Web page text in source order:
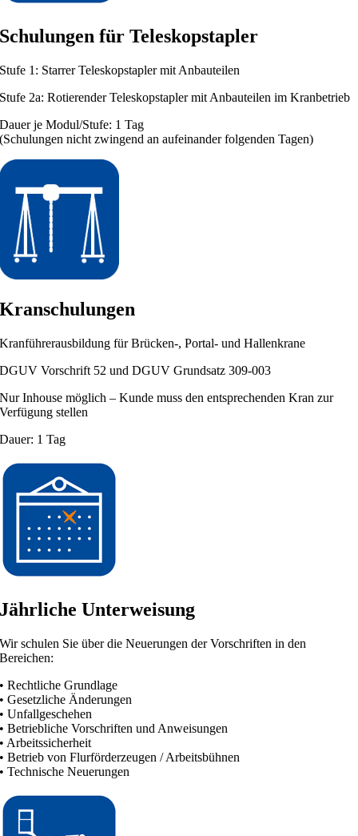
Schulungen für Teleskopstapler
Stufe 1: Starrer Teleskopstapler mit Anbauteilen
Stufe 2a: Rotierender Teleskopstapler mit Anbauteilen im Kranbetrieb
Dauer je Modul/Stufe: 1 Tag
(Schulungen nicht zwingend an aufeinander folgenden Tagen)
Kranschulungen
Kranführerausbildung für Brücken-, Portal- und Hallenkrane
DGUV Vorschrift 52 und DGUV Grundsatz 309-003
Nur Inhouse möglich – Kunde muss den entsprechenden Kran zur
Verfügung stellen
Dauer: 1 Tag
Jährliche Unterweisung
Wir schulen Sie über die Neuerungen der Vorschriften in den
Bereichen:
• Rechtliche Grundlage
• Gesetzliche Änderungen
• Unfallgeschehen
• Betriebliche Vorschriften und Anweisungen
• Arbeitssicherheit
• Betrieb von Flurförderzeugen / Arbeitsbühnen
• Technische Neuerungen